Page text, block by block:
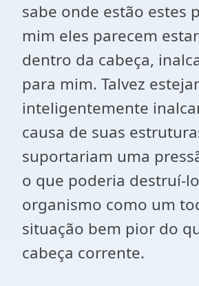
sabe onde estão estes
mim eles parecem
dentro da cabeça,
para mim. Talvez
inteligentemente
causa de suas
suportariam uma
o que poderia destruí-
organismo como um
situação bem pior do
cabeça corrente.